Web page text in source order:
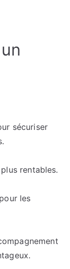
sécuriser
rentables.
les